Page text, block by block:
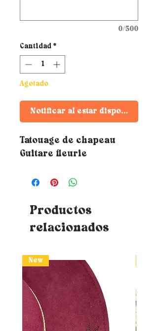
0/500
Cantidad *
Agotado
Notificar al estar disponible
Tatouage de chapeau
Guitare fleurie
Productos
relacionados
New